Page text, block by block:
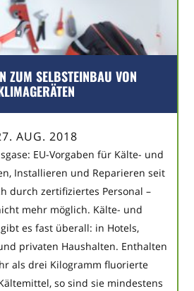
ZUM SELBSTEINBAU VON
AUG. 2018
EU-Vorgaben für Kälte- und
Installieren und Reparieren seit
durch zertifiziertes Personal –
mehr möglich. Kälte- und
es fast überall: in Hotels,
privaten Haushalten. Enthalten
als drei Kilogramm fluorierte
so sind sie mindestens